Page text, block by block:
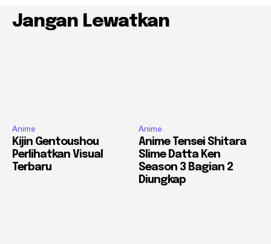
Jangan Lewatkan
Anime
Kijin Gentoushou
Perlihatkan Visual
Terbaru
Anime
Anime Tensei Shitara
Slime Datta Ken
Season 3 Bagian 2
Diungkap